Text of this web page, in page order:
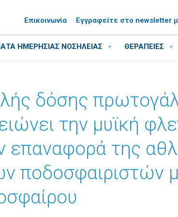
Επικοινωνία Εγγραφείτε στο newsletter
ΗΜΕΡΗΣΙΑΣ ΝΟΣΗΛΕΙΑΣ ΘΕΡΑΠΕΙΕΣ
δόσης
την μυϊκή
επαναφορά της
ποδοσφαιριστών